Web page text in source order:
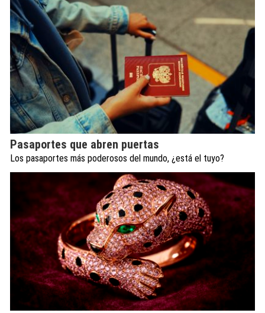
Pasaportes que abren puertas
Los pasaportes más poderosos del mundo, ¿está el tuyo?